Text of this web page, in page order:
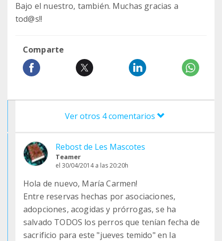
Bajo el nuestro, también. Muchas gracias a
tod@s!!
Comparte
Ver otros 4 comentarios
Rebost de Les Mascotes
Teamer
el 30/04/2014 a las 20:20h
Hola de nuevo, María Carmen!
Entre reservas hechas por asociaciones,
adopciones, acogidas y prórrogas, se ha
salvado TODOS los perros que tenían fecha de
sacrificio para este "jueves temido" en la